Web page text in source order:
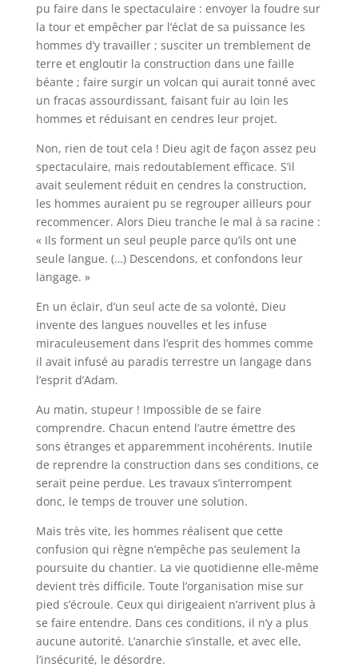
pu faire dans le spectaculaire : envoyer la foudre sur
la tour et empêcher par l’éclat de sa puissance les
hommes d’y travailler ; susciter un tremblement de
terre et engloutir la construction dans une faille
béante ; faire surgir un volcan qui aurait tonné avec
un fracas assourdissant, faisant fuir au loin les
hommes et réduisant en cendres leur projet.
Non, rien de tout cela ! Dieu agit de façon assez peu
spectaculaire, mais redoutablement efficace. S’il
avait seulement réduit en cendres la construction,
les hommes auraient pu se regrouper ailleurs pour
recommencer. Alors Dieu tranche le mal à sa racine :
« Ils forment un seul peuple parce qu’ils ont une
seule langue. (…) Descendons, et confondons leur
langage. »
En un éclair, d’un seul acte de sa volonté, Dieu
invente des langues nouvelles et les infuse
miraculeusement dans l’esprit des hommes comme
il avait infusé au paradis terrestre un langage dans
l’esprit d’Adam.
Au matin, stupeur ! Impossible de se faire
comprendre. Chacun entend l’autre émettre des
sons étranges et apparemment incohérents. Inutile
de reprendre la construction dans ses conditions, ce
serait peine perdue. Les travaux s’interrompent
donc, le temps de trouver une solution.
Mais très vite, les hommes réalisent que cette
confusion qui règne n’empêche pas seulement la
poursuite du chantier. La vie quotidienne elle-même
devient très difficile. Toute l’organisation mise sur
pied s’écroule. Ceux qui dirigeaient n’arrivent plus à
se faire entendre. Dans ces conditions, il n’y a plus
aucune autorité. L’anarchie s’installe, et avec elle,
l’insécurité, le désordre.